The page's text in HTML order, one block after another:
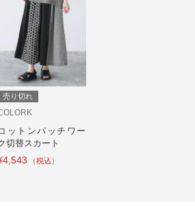
売り切れ
ットンパッチワー
切替スカート